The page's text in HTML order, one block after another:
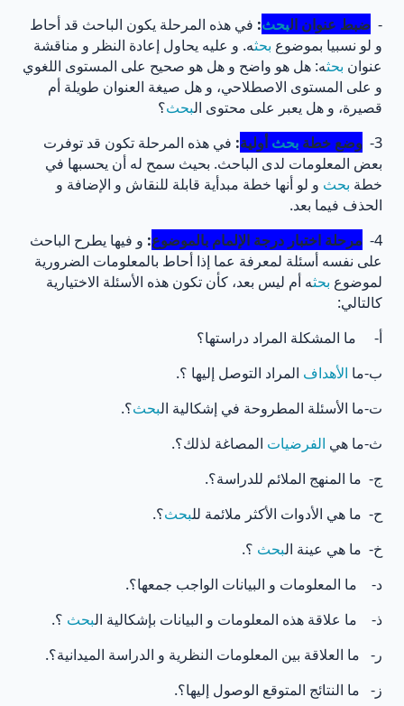
- ضبط عنوان البحث: في هذه المرحلة يكون الباحث قد أحاط
و لو نسبيا بموضوع بحثه. و عليه يحاول إعادة النظر و مناقشة
عنوان بحثه: هل هو واضح و هل هو صحيح على المستوى اللغوي
و على المستوى الاصطلاحي، و هل صيغة العنوان طويلة أم
قصيرة، و هل يعبر على محتوى البحث؟
3- وضع خطة بحثأولية: في هذه المرحلة تكون قد توفرت
بعض المعلومات لدى الباحث. بحيث سمح له أن يحسبها في
خطة بحث و لو أنها خطة مبدأية قابلة للنقاش و الإضافة و
الحذف فيما بعد.
4-
مرحلة اختبار درجة الإلمام بالموضوع: و فيها يطرح الباحث
على نفسه أسئلة لمعرفة عما إذا أحاط بالمعلومات الضرورية
لموضوع بحثه أم ليس بعد، كأن تكون هذه الأسئلة الاختيارية
كالتالي:
أ‌- ما المشكلة المراد دراستها؟
ب‌-ما الأهداف المراد التوصل إليها ؟.
ت‌-ما الأسئلة المطروحة في إشكالية البحث؟.
ث‌-ما هي الفرضيات المصاغة لذلك؟.
ج‌- ما المنهج الملائم للدراسة؟.
ح‌- ما هي الأدوات الأكثر ملائمة للبحث؟.
خ‌- ما هي عينة البحث ؟.
د‌- ما المعلومات و البيانات الواجب جمعها؟.
ذ‌- ما علاقة هذه المعلومات و البيانات بإشكالية البحث ؟.
ر‌- ما العلاقة بين المعلومات النظرية و الدراسة الميدانية؟.
ز‌- ما النتائج المتوقع الوصول إليها؟.